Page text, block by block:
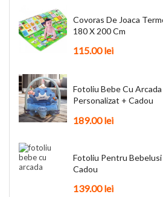
Covoras De Joaca
180 X 200 Cm
115.00lei
Fotoliu Bebe Cu
Personalizat + Cadou
189.00lei
Fotoliu Pentru
Cadou
139.00lei